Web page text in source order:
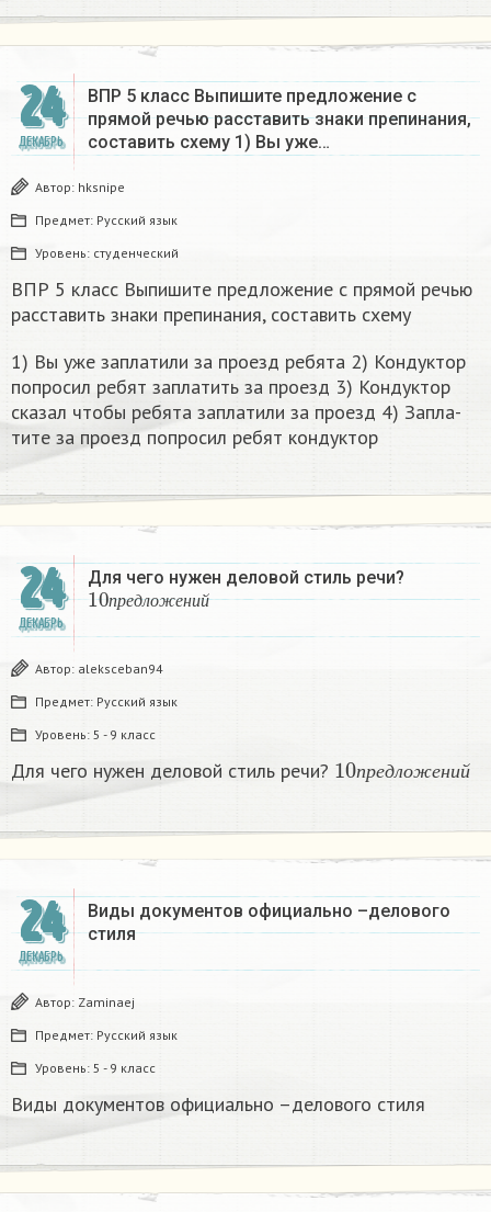
24
ДЕКАБРЬ
ВПР 5 класс Выпишите предложение с
прямой речью расставить знаки препинания,
составить схему 1) Вы уже…
Автор: hksnipe
Предмет: Русский язык
Уровень: студенческий
ВПР 5 класс Выпишите предложение с прямой речью
расставить знаки препинания, составить схему
1) Вы уже за­пла­ти­ли за про­езд ре­бя­та 2) Кон­дук­тор
по­про­сил ребят за­пла­тить за про­езд 3) Кон­дук­тор
ска­зал чтобы ре­бя­та за­пла­ти­ли за про­езд 4) За­пла­
ти­те за про­езд по­про­сил ребят кон­дук­тор​
24
ДЕКАБРЬ
Для чего нужен деловой стиль речи?
пре дло жений
10п редложен ий
Автор: aleksceban94
Предмет: Русский язык
Уровень: 5 - 9 класс
Для чего нужен деловой стиль речи? пре дл о жен и й
10
24
ДЕКАБРЬ
Виды документов официально –делового
стиля
Автор: Zaminaej
Предмет: Русский язык
Уровень: 5 - 9 класс
Виды документов официально –делового стиля